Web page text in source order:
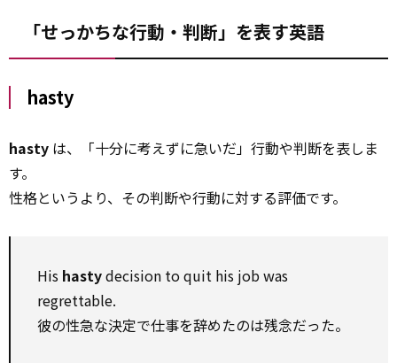
「せっかちな行動・判断」を表す英語
hasty
hasty は、「十分に考えずに急いだ」行動や判断を表しま
す。
性格というより、その判断や行動に対する評価です。
His hastydecision to quit his job was
regrettable.
彼の性急な決定で仕事を辞めたのは残念だった。